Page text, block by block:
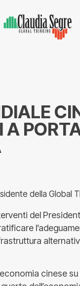
A
della Global
del
cinese